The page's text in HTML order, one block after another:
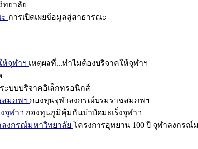
ทยาลัย
การเปิดเผยข้อมูลสู่สาธารณะ
ห้จุฬาฯ เหตุผลที่...ทำไมต้องบริจาคให้จุฬาฯ
ระบบบริจาคอิเล็กทรอนิกส์
สมภพฯ กองทุนจุฬาลงกรณ์บรมราชสมภพฯ
จุฬาฯ กองทุนภูมิคุ้มกันบำบัดมะเร็งจุฬาฯ
ลงกรณ์มหาวิทยาลัย โครงการอุทยาน 100 ปี จุฬาลงกรณ์